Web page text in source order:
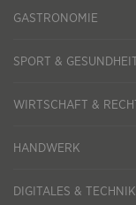
GASTRONOMIE
SPORT & GESUNDHEIT
WIRTSCHAFT & RECHT
HANDWERK
DIGITALES & TECHNIK